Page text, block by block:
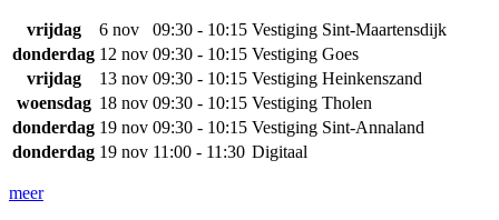
vrijdag 6 nov 09:30 - 10:15 Vestiging Sint-Maartensdijk
donderdag 12 nov 09:30 - 10:15 Vestiging Goes
vrijdag
13 nov 09:30 - 10:15 Vestiging Heinkenszand
woensdag 18 nov 09:30 - 10:15 Vestiging Tholen
donderdag 19 nov 09:30 - 10:15 Vestiging Sint-Annaland
donderdag 19 nov 11:00 - 11:30 Digitaal
meer